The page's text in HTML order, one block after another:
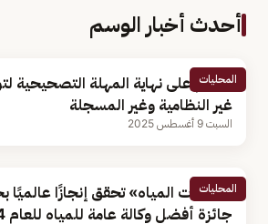
أحدث أخبار الوسم
المحليات
9 أيام على نهاية المهلة التصحيحية
غير النظامية وغير المسجلة
السبت 9 أغسطس 2025
المحليات
«شراكات المياه» تحقق إنجازًا
جائزة أفضل وكالة عامة للمياه للعام 2024